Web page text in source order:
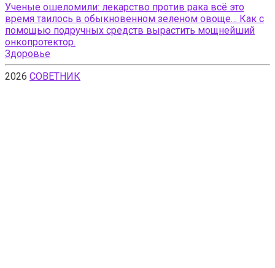
Ученые ошеломили: лекарство против рака всё это
время таилось в обыкновенном зеленом овоще… Как с
помощью подручных средств вырастить мощнейший
онкопротектор.
Здоровье
2026 СОВЕТНИК